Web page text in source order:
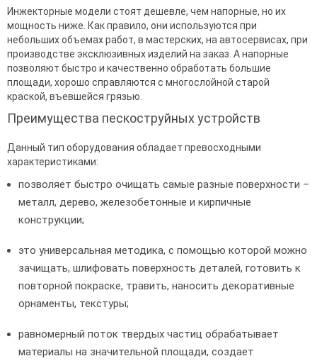
Инжекторные модели стоят дешевле, чем напорные, но их
мощность ниже. Как правило, они используются при
небольших объемах работ, в мастерских, на автосервисах, при
производстве эксклюзивных изделий на заказ. А напорные
позволяют быстро и качественно обработать большие
площади, хорошо справляются с многослойной старой
краской, въевшейся грязью.
Преимущества пескоструйных устройств
Данный тип оборудования обладает превосходными
характеристиками:
позволяет быстро очищать самые разные поверхности –
металл, дерево, железобетонные и кирпичные
конструкции;
это универсальная методика, с помощью которой можно
зачищать, шлифовать поверхность деталей, готовить к
повторной покраске, травить, наносить декоративные
орнаменты, текстуры;
равномерный поток твердых частиц обрабатывает
материалы на значительной площади, создает